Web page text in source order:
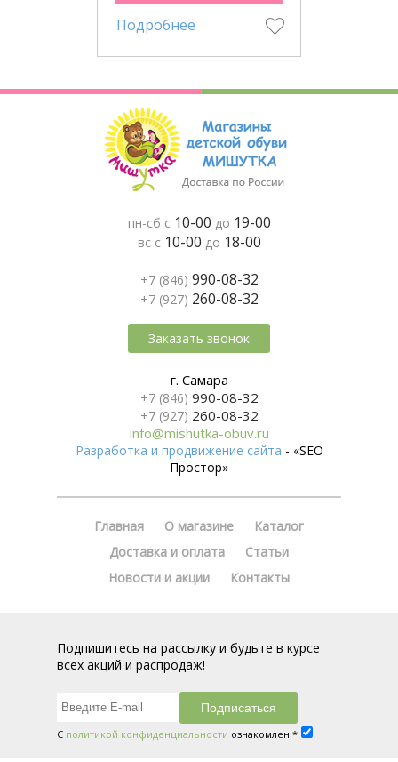
Подробнее
пн-сб с 10-00 до 19-00
вс с 10-00 до 18-00
+7 (846) 990-08-32
+7 (927) 260-08-32
Заказать звонок
г. Самара
+7 (846) 990-08-32
+7 (927) 260-08-32
info@mishutka-obuv.ru
Разработка и продвижение сайта - «SEO
Простор»
Главная О магазине
Каталог
Доставка и оплата
Статьи
Новости и акции
Контакты
Подпишитесь на рассылку и будьте в курсе
всех акций и распродаж!
С политикой конфиденциальности ознакомлен:*